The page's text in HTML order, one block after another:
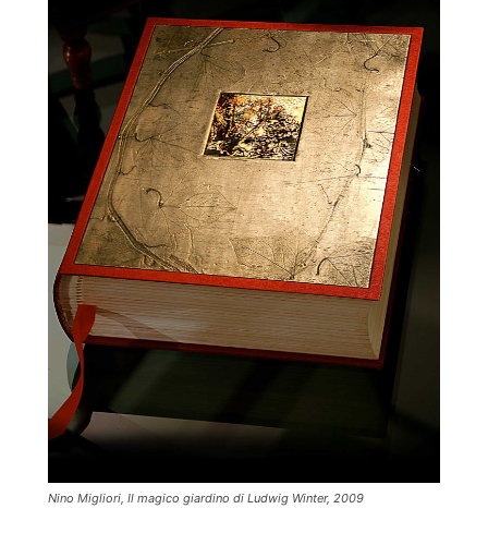
Nino Migliori, Il magico giardino di Ludwig Winter, 2009